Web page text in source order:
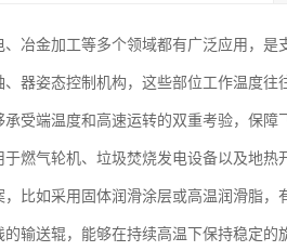
冶金加工等多个领域都有广泛应用，
器姿态控制机构，这些部位工作温度
受端温度和高速运转的双重考验，保障
燃气轮机、垃圾焚烧发电设备以及地
比如采用固体润滑涂层或高温润滑脂
输送辊，能够在持续高温下保持稳定的